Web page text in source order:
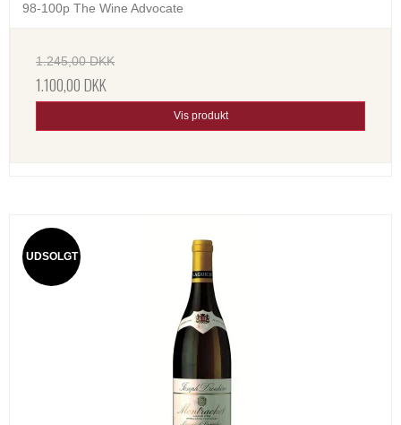
98-100p The Wine Advocate
1.245,00 DKK
1.100,00 DKK
Vis produkt
UDSOLGT